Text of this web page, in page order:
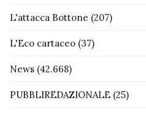
L'attacca Bottone (207)
L'Eco cartaceo (37)
News (42.668)
PUBBLIREDAZIONALE (25)